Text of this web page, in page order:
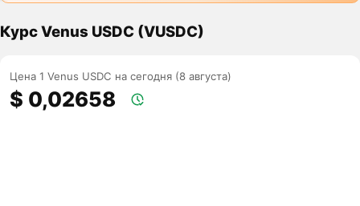
Курс Venus USDC (VUSDC)
Цена 1 Venus USDC на сегодня (8 августа)
$ 0,02658